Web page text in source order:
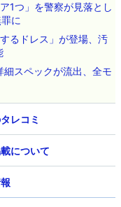
1つ」を警察が見落とし
に
るドレス」が登場、汚
スペックが流出、全モ
レコミ
について